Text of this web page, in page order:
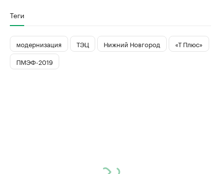
Теги
модернизация ТЭЦ Нижний Новгород
«Т Плюс»
ПМЭФ-2019